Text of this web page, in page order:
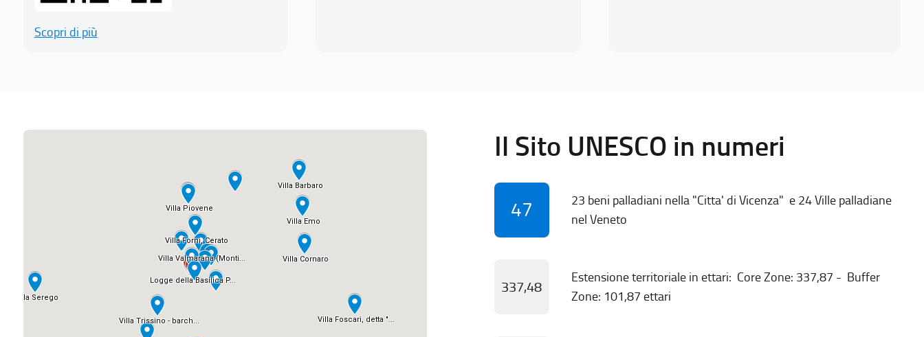
Scopri di più
Il Sito UNESCO in numeri
47
23 beni palladiani nella "Citta' di Vicenza" e 24 Ville palladiane
nel Veneto
337,48
Estensione territoriale in ettari: Core Zone: 337,87 - Buffer
Zone: 101,87 ettari